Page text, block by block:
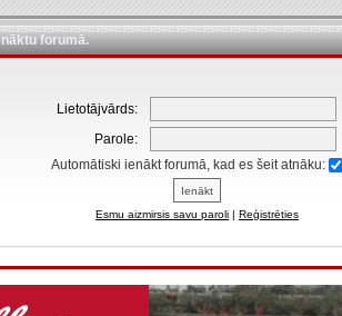
forumā.
Lietotājvārds:
Parole:
Automātiski ienākt forumā, kad es šeit atnāku:
Esmu aizmirsis savu paroli | Reģistrēties